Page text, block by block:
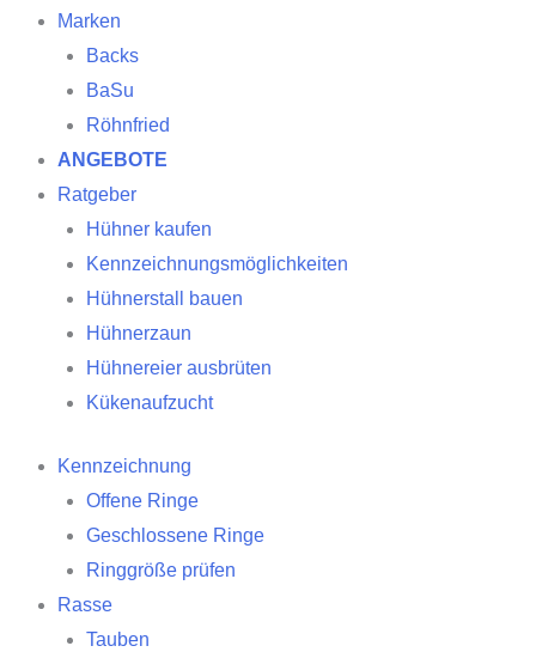
Marken
Backs
BaSu
Röhnfried
ANGEBOTE
Ratgeber
Hühner kaufen
Kennzeichnungsmöglichkeiten
Hühnerstall bauen
Hühnerzaun
Hühnereier ausbrüten
Kükenaufzucht
Kennzeichnung
Offene Ringe
Geschlossene Ringe
Ringgröße prüfen
Rasse
Tauben